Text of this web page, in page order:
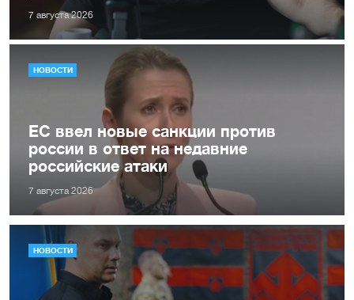
7 августа 2026
НОВОСТИ
ЕС ввел новые санкции против
россии в ответ на недавние
российские атаки
7 августа 2026
НОВОСТИ